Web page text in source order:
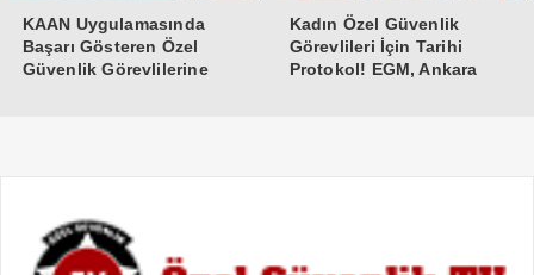
KAAN Uygulamasında
Başarı Gösteren Özel
Güvenlik Görevlilerine
Kadın Özel Güvenlik
Görevlileri İçin Tarihi
Protokol! EGM, Ankara